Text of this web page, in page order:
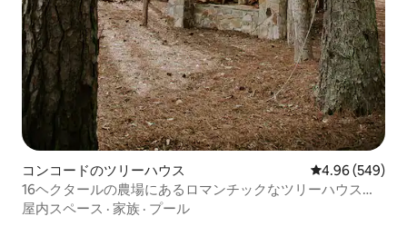
コンコードのツリーハウス レビュー549
4.96 (549)
16ヘクタールの農場にあるロマンチックなツリーハウス・
グランピング
屋内スペース · 家族 · プール